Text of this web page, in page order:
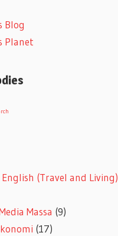
Blog
Planet
(Travel and Living)
Massa (9)
(17)